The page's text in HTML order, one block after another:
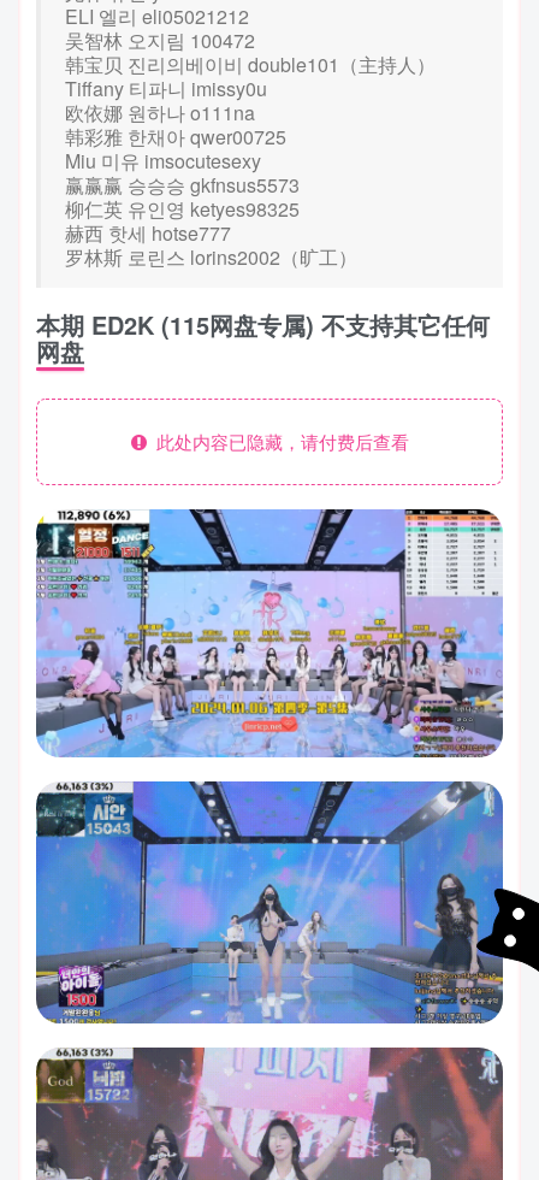
ELI 엘리 eli05021212
吴智林 오지림 100472
韩宝贝 진리의베이비 double101（主持人）
Tiffany 티파니 imissy0u
欧依娜 원하나 o111na
韩彩雅 한채아 qwer00725
Miu 미유 imsocutesexy
赢赢赢 승승승 gkfnsus5573
柳仁英 유인영 ketyes98325
赫西 핫세 hotse777
罗林斯 로린스 lorins2002（旷工）
本期 ED2K (115网盘专属) 不支持其它任何
网盘
此处内容已隐藏，请付费后查看